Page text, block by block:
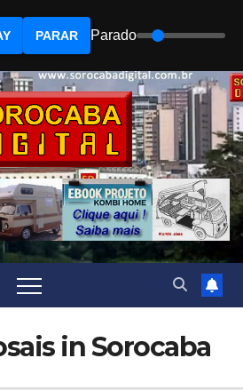
in Sorocaba
PARAR Parado